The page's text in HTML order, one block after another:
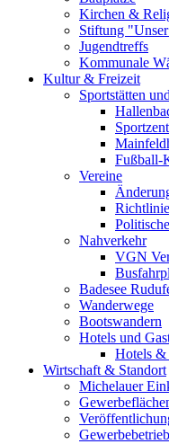
Kirchen &
Stiftung
Jugendtreffs
Kommunale
Kultur & Freizeit
Sportstätten
Fußball-
Vereine
Nahverkehr
VGN
Badesee
Wanderwege
Bootswandern
Hotels und
Hotels &
Wirtschaft & Standort
Michelauer